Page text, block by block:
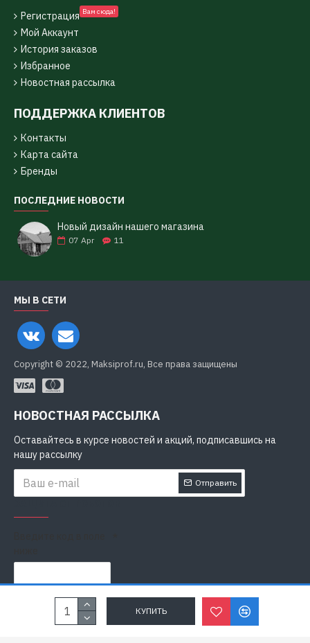
КУПИТЬ
Регистрация Вам сюда!
Мой Аккаунт
История заказов
Избранное
Новостная рассылка
ПОДДЕРЖКА КЛИЕНТОВ
Контакты
Карта сайта
Бренды
ПОСЛЕДНИЕ НОВОСТИ
Новый дизайн нашего магазина
07 Apr 11
МЫ В СЕТИ
Copyright © 2022, Maksiprof.ru, Все права защищены
НОВОСТНАЯ РАССЫЛКА
Оставайтесь в курсе новостей и акций, подписавшись на
нашу рассылку
Отправить
Я прочитал Политика конфиденциальности
и согласен с
условиями безопасности и обработки персональных данных